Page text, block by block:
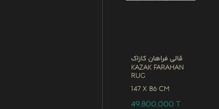
قالی فراهان کازاک
Kazak Farahan
Rug
147 x 86 CM
49,800,000T